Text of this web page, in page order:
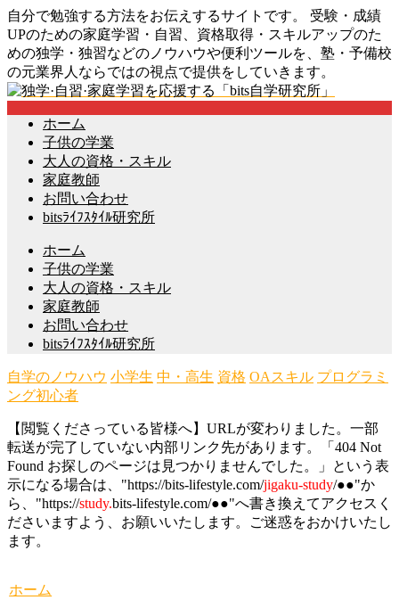
自分で勉強する方法をお伝えするサイトです。 受験・成績
UPのための家庭学習・自習、資格取得・スキルアップのた
めの独学・独習などのノウハウや便利ツールを、塾・予備校
の元業界人ならではの視点で提供をしていきます。
ホーム
子供の学業
大人の資格・スキル
家庭教師
お問い合わせ
bitsﾗｲﾌｽﾀｲﾙ研究所
ホーム
子供の学業
大人の資格・スキル
家庭教師
お問い合わせ
bitsﾗｲﾌｽﾀｲﾙ研究所
自学のノウハウ 小学生 中・高生 資格 OAスキル プログラミ
ング初心者
【閲覧くださっている皆様へ】URLが変わりました。一部
転送が完了していない内部リンク先があります。「404 Not
Found お探しのページは見つかりませんでした。」という表
示になる場合は、"https://bits-lifestyle.com/jigaku-study/●●"か
ら、"https://study.bits-lifestyle.com/●●"へ書き換えてアクセスく
ださいますよう、お願いいたします。ご迷惑をおかけいたし
ます。
ホーム